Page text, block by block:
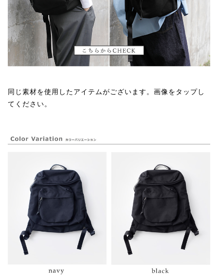
同じ素材を使用したアイテムがございます。画像をタップし
てください。